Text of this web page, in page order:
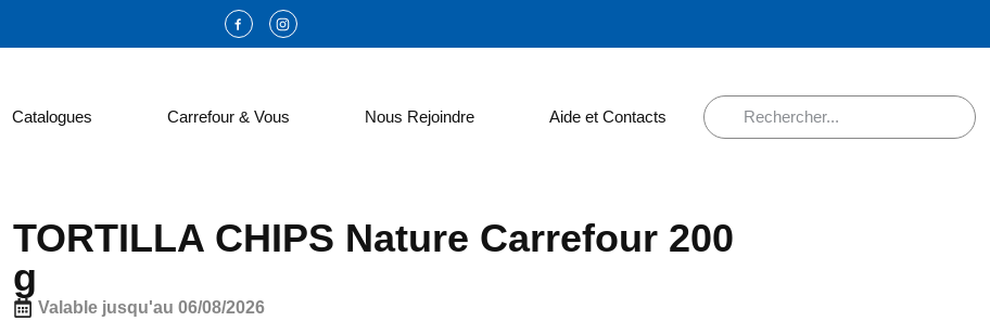
Catalogues Carrefour & Vous Nous Rejoindre Aide et Contacts
TORTILLA CHIPS Nature Carrefour 200
g
Valable jusqu'au 06/08/2026